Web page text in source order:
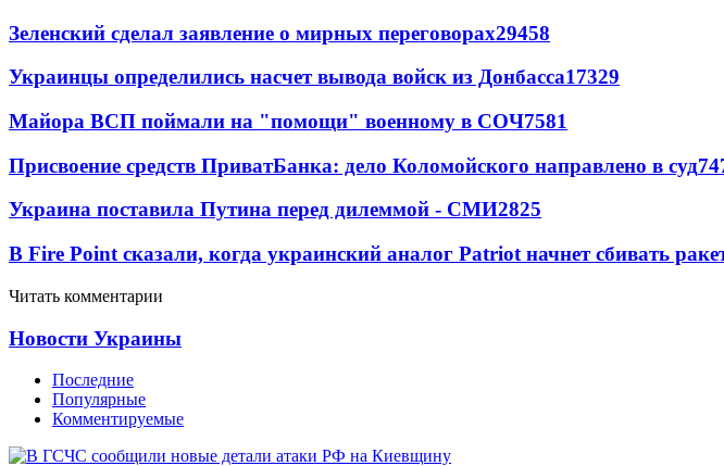
Зеленский сделал заявление о мирных переговорах29458
Украинцы определились насчет вывода войск из Донбасса17329
Майора ВСП поймали на "помощи" военному в СОЧ7581
Присвоение средств ПриватБанка: дело Коломойского направлено в суд
Украина поставила Путина перед дилеммой - СМИ2825
В Fire Point сказали, когда украинский аналог Patriot начнет сбивать
Читать комментарии
Новости Украины
Последние
Популярные
Комментируемые